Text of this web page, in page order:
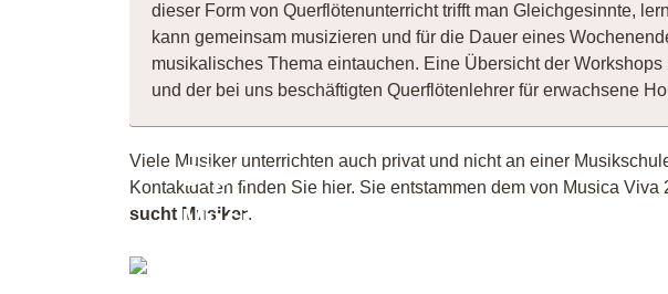
dieser Form von Querflötenunterricht trifft man Gleichgesinnte,
kann gemeinsam musizieren und für die Dauer eines
musikalisches Thema eintauchen. Eine Übersicht der Workshops
und der bei uns beschäftigten Querflötenlehrer für erwachsene
Viele Musiker unterrichten auch privat und nicht an einer
Kontaktdaten finden Sie hier. Sie entstammen dem von Musica
sucht Musiker.
Dipl.-
Musiker